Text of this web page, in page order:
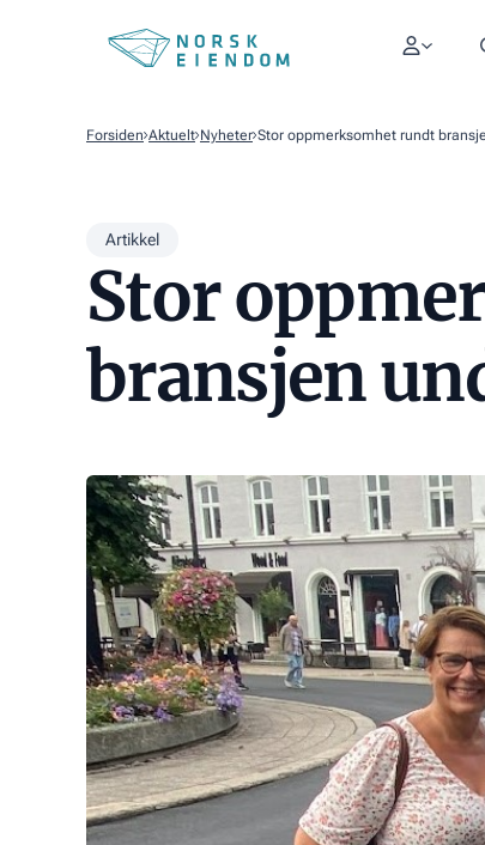
Forsiden Aktuelt Nyheter Stor oppmerksomhet rundt
Artikkel
Stor
bransjen